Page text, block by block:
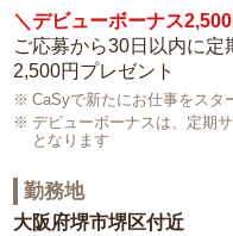
＼デビューボーナス
ご応募から30日以内に定
2,500円プレゼント
CaSyで新たにお仕事をスタ
デビューボーナスは、定期
となります
勤務地
大阪府堺市堺区付近